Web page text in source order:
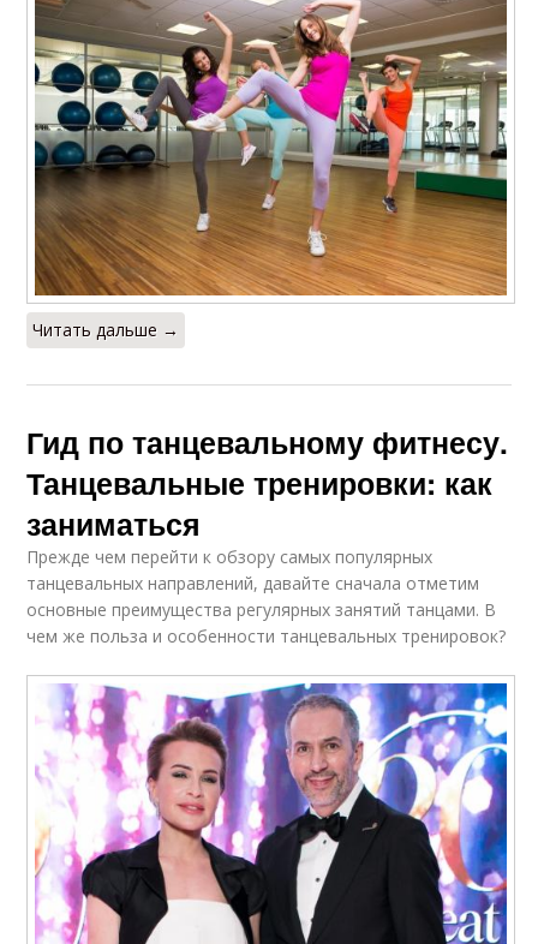
Читать дальше →
Гид по танцевальному фитнесу.
Танцевальные тренировки: как
заниматься
Прежде чем перейти к обзору самых популярных
танцевальных направлений, давайте сначала отметим
основные преимущества регулярных занятий танцами. В
чем же польза и особенности танцевальных тренировок?